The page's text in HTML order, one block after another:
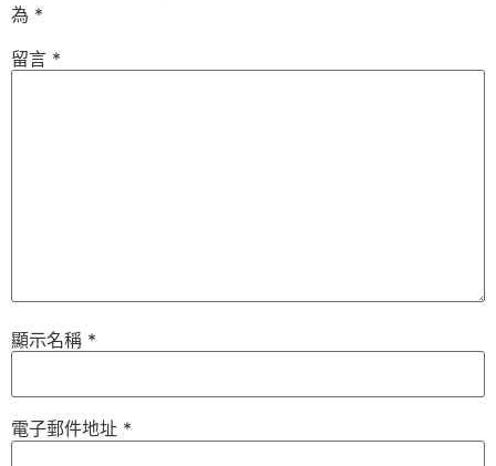
為 *
留言 *
顯示名稱 *
電子郵件地址 *